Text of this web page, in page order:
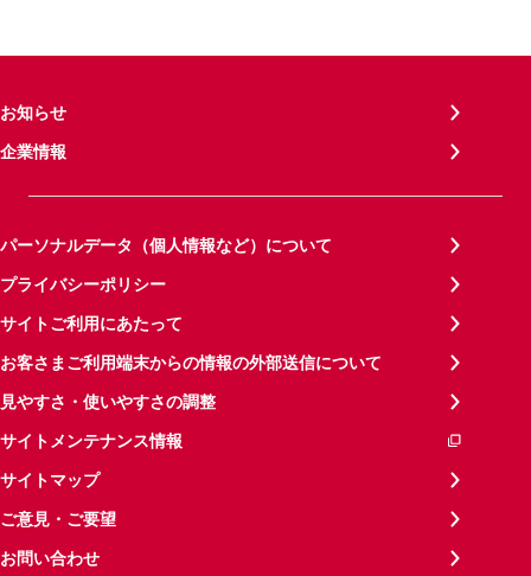
お知らせ
企業情報
パーソナルデータ（個人情報など）について
プライバシーポリシー
サイトご利用にあたって
お客さまご利用端末からの情報の外部送信について
見やすさ・使いやすさの調整
サイトメンテナンス情報
サイトマップ
ご意見・ご要望
お問い合わせ